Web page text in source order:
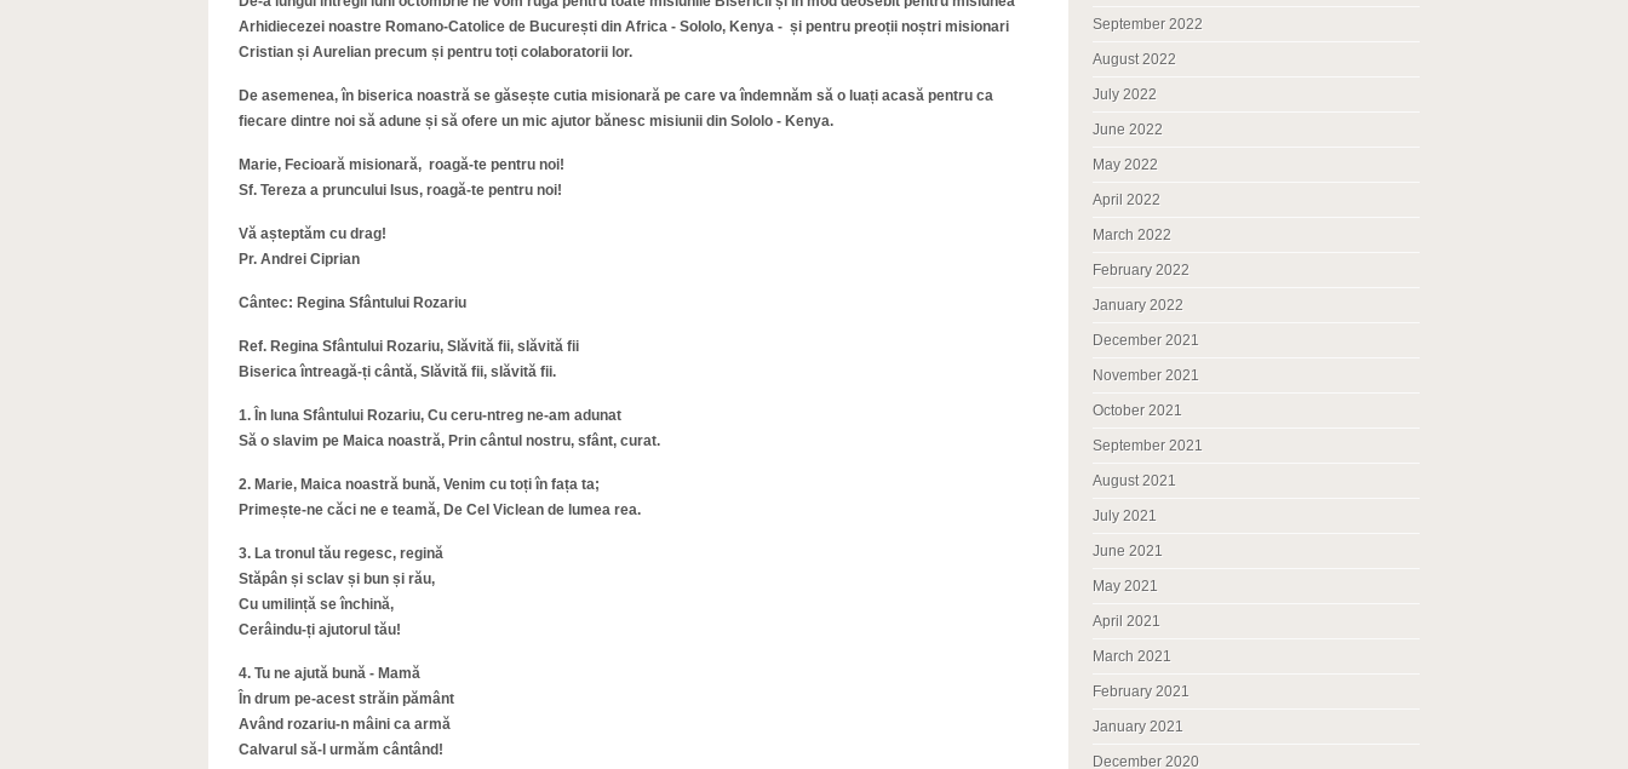
Arhidiecezei noastre Romano-Catolice de București din Africa - Sololo, Kenya - și pentru preoții noștri misionari
Cristian și Aurelian precum și pentru toți colaboratorii lor.
De asemenea, în biserica noastră se găsește cutia misionară pe care va îndemnăm să o luați acasă pentru ca
fiecare dintre noi să adune și să ofere un mic ajutor bănesc misiunii din Sololo - Kenya.
Marie, Fecioară misionară, roagă-te pentru noi!
Sf. Tereza a pruncului Isus, roagă-te pentru noi!
Vă așteptăm cu drag!
Pr. Andrei Ciprian
Cântec: Regina Sfântului Rozariu
Ref. Regina Sfântului Rozariu, Slăvită fii, slăvită fii
Biserica întreagă-ți cântă, Slăvită fii, slăvită fii.
1. În luna Sfântului Rozariu, Cu ceru-ntreg ne-am adunat
Să o slavim pe Maica noastră, Prin cântul nostru, sfânt, curat.
2. Marie, Maica noastră bună, Venim cu toți în fața ta;
Primește-ne căci ne e teamă, De Cel Viclean de lumea rea.
3. La tronul tău regesc, regină
Stăpân și sclav și bun și rău,
Cu umilință se închină,
Cerâindu-ți ajutorul tău!
4. Tu ne ajută bună - Mamă
În drum pe-acest străin pământ
Având rozariu-n mâini ca armă
Calvarul să-l urmăm cântând!
September 2022
August 2022
July 2022
June 2022
May 2022
April 2022
March 2022
February 2022
January 2022
December 2021
November 2021
October 2021
September 2021
August 2021
July 2021
June 2021
May 2021
April 2021
March 2021
February 2021
January 2021
December 2020